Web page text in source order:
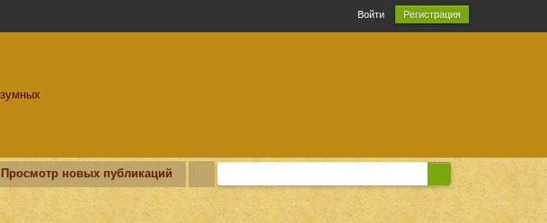
Войти Регистрация
Просмотр новых публикаций